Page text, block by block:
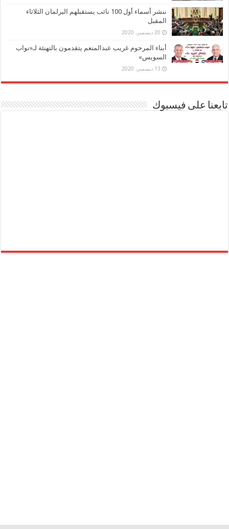
ننشر أسماء أول 100 نائب يستقبلهم البرلمان الثلاثاء
المقبل
20 ديسمبر، 2020
أبناء المرحوم غريب عبدالمنعم يتقدمون بالتهنئة لـ«نواب
السويس»
13 ديسمبر، 2020
تابعنا على فيسبوك